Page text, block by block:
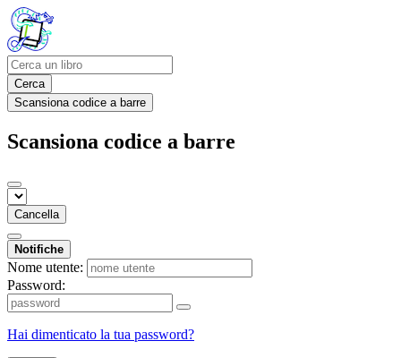
Cerca
Scansiona codice a barre
Scansiona codice a barre
Cancella
Notifiche
Nome utente:
Password:
Hai dimenticato la tua password?